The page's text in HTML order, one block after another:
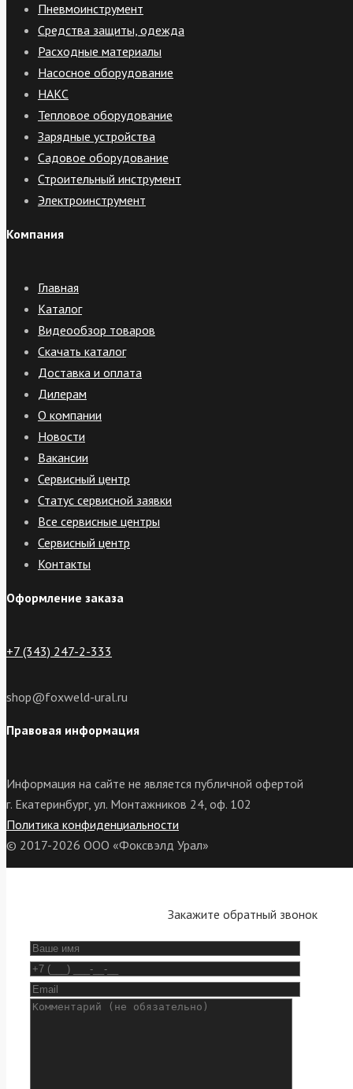
Пневмоинструмент
Средства защиты, одежда
Расходные материалы
Насосное оборудование
НАКС
Тепловое оборудование
Зарядные устройства
Садовое оборудование
Строительный инструмент
Электроинструмент
Компания
Главная
Каталог
Видеообзор товаров
Скачать каталог
Доставка и оплата
Дилерам
О компании
Новости
Вакансии
Сервисный центр
Статус сервисной заявки
Все сервисные центры
Сервисный центр
Контакты
Оформление заказа
+7 (343) 247-2-333
shop@foxweld-ural.ru
Правовая информация
Информация на сайте не является публичной офертой
г. Екатеринбург, ул. Монтажников 24, оф. 102
Политика конфиденциальности
© 2017-2026 ООО «Фоксвэлд Урал»
Закажите обратный звонок